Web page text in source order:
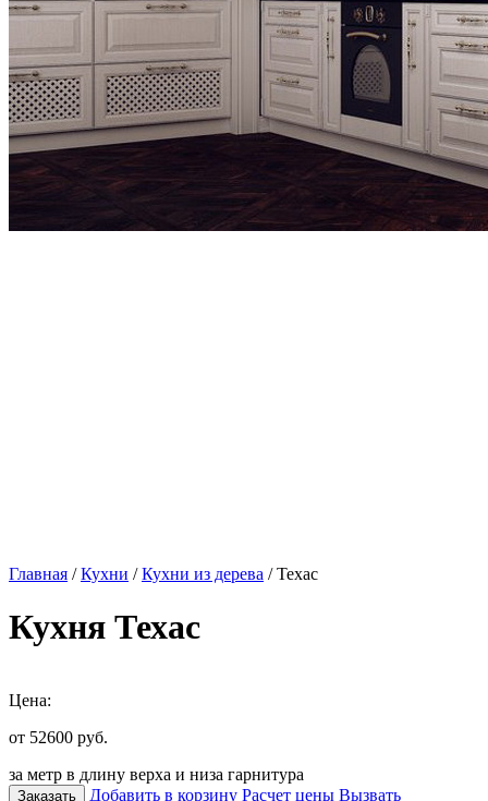
Главная /Кухни /Кухни из дерева / Техас
Кухня Техас
Цена:
от 52600 руб.
за метр в длину верха и низа гарнитура
Заказать Добавить в корзину Расчет цены Вызвать